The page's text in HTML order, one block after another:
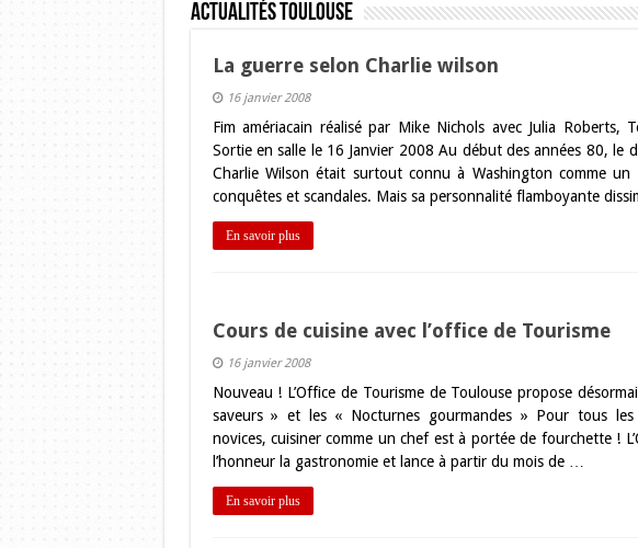
Actualités Toulouse
La guerre selon Charlie wilson
16 janvier 2008
Fim amériacain réalisé par Mike Nichols avec Julia Roberts,
Sortie en salle le 16 Janvier 2008 Au début des années 80, le
Charlie Wilson était surtout connu à Washington comme
conquêtes et scandales. Mais sa personnalité flamboyante
En savoir plus
Cours de cuisine avec l’office de Tourisme
16 janvier 2008
Nouveau ! L’Office de Tourisme de Toulouse propose
saveurs » et les « Nocturnes gourmandes » Pour tous les
novices, cuisiner comme un chef est à portée de fourchette !
l’honneur la gastronomie et lance à partir du mois de …
En savoir plus